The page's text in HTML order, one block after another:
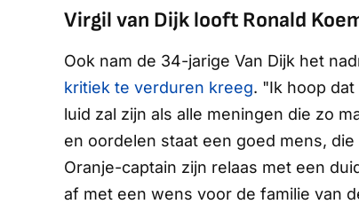
Virgil van Dijk looft Ronald
Ook nam de 34-jarige Van Dijk het
kritiek te verduren kreeg. "Ik hoop
luid zal zijn als alle meningen die zo
en oordelen staat een goed mens,
Oranje-captain zijn relaas met een
af met een wens voor de familie van